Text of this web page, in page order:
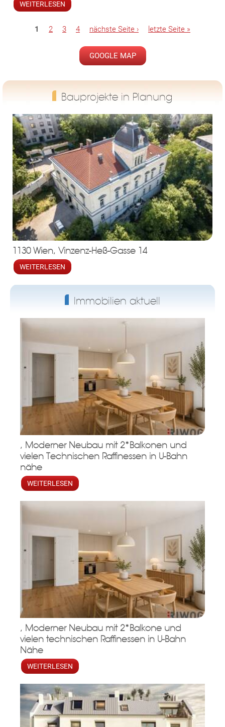
WEITERLESEN
1 2 3 4 nächste Seite › letzte Seite »
GOOGLE MAP
Bauprojekte in Planung
1130 Wien, Vinzenz-Heß-Gasse 14
WEITERLESEN
Immobilien aktuell
, Moderner Neubau mit 2*Balkonen und
vielen Technischen Raffinessen in U-Bahn
nähe
WEITERLESEN
, Moderner Neubau mit 2*Balkone und
vielen technischen Raffinessen in U-Bahn
Nähe
WEITERLESEN